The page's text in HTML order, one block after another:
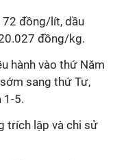
đồng/lít, dầu
đồng/kg.
hành vào thứ Năm
sang thứ Tư,
1-5.
trích lập và chi sử